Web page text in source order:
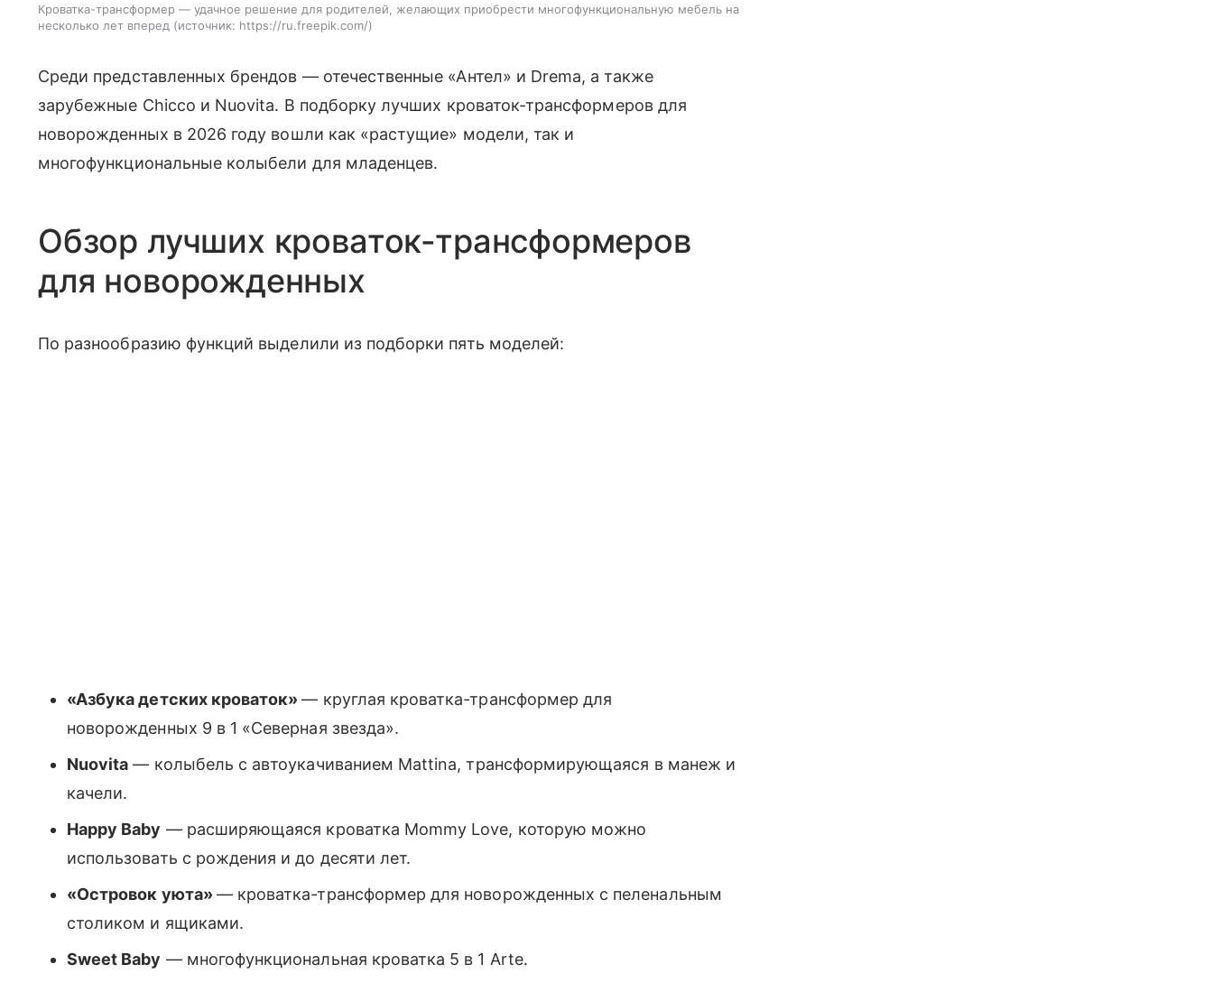
Кроватка-трансформер — удачное решение для родителей, желающих приобрести многофункциональную мебель на
несколько лет вперед
источник: https://ru.freepik.com/
Среди представленных брендов — отечественные «Антел» и Drema, а также
зарубежные Chicco и Nuovita. В подборку лучших кроваток-трансформеров для
новорожденных в 2026 году вошли как «растущие» модели, так и
многофункциональные колыбели для младенцев.
Обзор лучших кроваток-трансформеров
для новорожденных
По разнообразию функций выделили из подборки пять моделей:
«Азбука детских кроваток»— круглая кроватка-трансформер для
новорожденных 9 в 1 «Северная звезда».
Nuovita — колыбель с автоукачиванием Mattina, трансформирующаяся в манеж и
качели.
Happy Baby — расширяющаяся кроватка Mommy Love, которую можно
использовать с рождения и до десяти лет.
«Островок уюта» — кроватка-трансформер для новорожденных с пеленальным
столиком и ящиками.
Sweet Baby — многофункциональная кроватка 5 в 1 Arte.